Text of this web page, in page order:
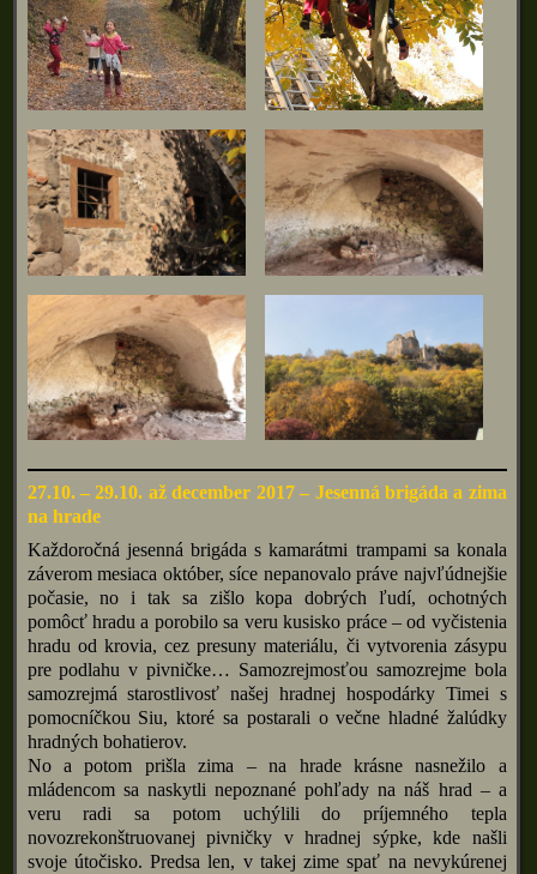
27.10. – 29.10. až december 2017 – Jesenná brigáda a zima
na hrade
Každoročná jesenná brigáda s kamarátmi trampami sa konala
záverom mesiaca október, síce nepanovalo práve najvľúdnejšie
počasie, no i tak sa zišlo kopa dobrých ľudí, ochotných
pomôcť hradu a porobilo sa veru kusisko práce – od vyčistenia
hradu od krovia, cez presuny materiálu, či vytvorenia zásypu
pre podlahu v pivničke… Samozrejmosťou samozrejme bola
samozrejmá starostlivosť našej hradnej hospodárky Timei s
pomocníčkou Siu, ktoré sa postarali o večne hladné žalúdky
hradných bohatierov.
No a potom prišla zima – na hrade krásne nasnežilo a
mládencom sa naskytli nepoznané pohľady na náš hrad – a
veru radi sa potom uchýlili do príjemného tepla
novozrekonštruovanej pivničky v hradnej sýpke, kde našli
svoje útočisko. Predsa len, v takej zime spať na nevykúrenej